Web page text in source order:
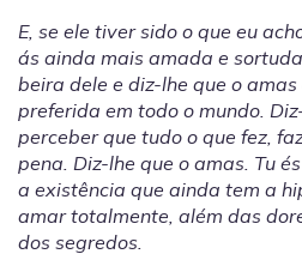
E, se ele tiver sido o que eu
ás ainda mais amada e
beira dele e diz-lhe que o
preferida em todo o mundo.
perceber que tudo o que fez,
pena. Diz-lhe que o amas. Tu
a existência que ainda tem a
amar totalmente, além das
dos segredos.